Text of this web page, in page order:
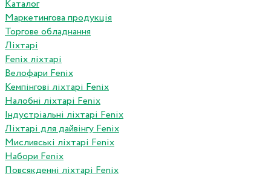
Каталог
Маркетингова продукція
Торгове обладнання
Ліхтарі
Fenix ліхтарі
Велофари Fenix
Кемпінгові ліхтарі Fenix
Налобні ліхтарі Fenix
Індустріальні ліхтарі Fenix
Ліхтарі для дайвінгу Fenix
Мисливські ліхтарі Fenix
Набори Fenix
Повсякденні ліхтарі Fenix